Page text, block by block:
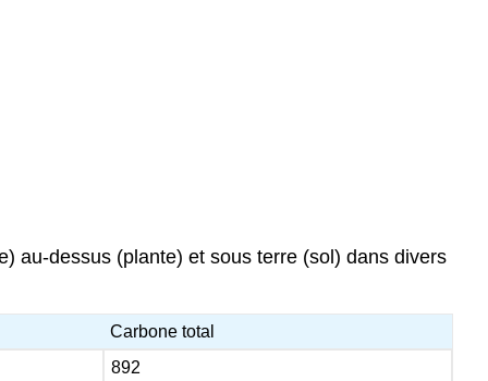
au-dessus (plante) et sous terre (sol) dans divers
Carbone total
892